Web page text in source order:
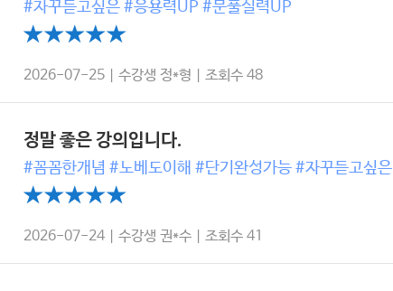
#자꾸듣고싶은 #응용력UP #문풀실력UP
2026-07-25 | 수강생 정*형 | 조회수 48
정말 좋은 강의입니다.
#꼼꼼한개념 #노베도이해 #단기완성가능 #자꾸듣고싶은
2026-07-24 | 수강생 권*수 | 조회수 41